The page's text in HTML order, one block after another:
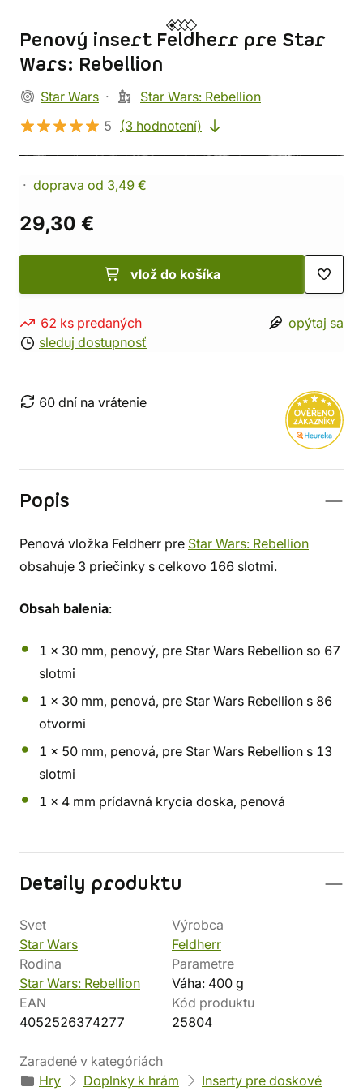
Penový insert Feldherr pre Star
Wars: Rebellion
Star Wars
Star Wars: Rebellion
5
(3 hodnotení)
doprava od 3,49 €
29,30 €
vlož do košíka
62 ks predaných
sleduj dostupnosť
opýtaj sa
60 dní na vrátenie
Popis
Penová vložka Feldherr pre Star Wars: Rebellion
obsahuje 3 priečinky s celkovo 166 slotmi.
Obsah balenia:
1 x 30 mm, penový, pre Star Wars Rebellion so 67
slotmi
1 x 30 mm, penová, pre Star Wars Rebellion s 86
otvormi
1 x 50 mm, penová, pre Star Wars Rebellion s 13
slotmi
1 x 4 mm prídavná krycia doska, penová
Detaily produktu
Svet
Star Wars
Výrobca
Feldherr
Rodina
Star Wars: Rebellion
Parametre
Váha: 400 g
EAN
4052526374277
Kód produktu
25804
Zaradené v kategóriách
Hry
Doplnky k hrám
Inserty pre doskové